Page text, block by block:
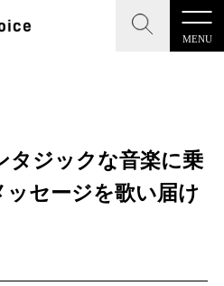
MENU
CLOSE
CLOSE
楽特化メディア
ジックな音楽に乗
セージを歌い届け